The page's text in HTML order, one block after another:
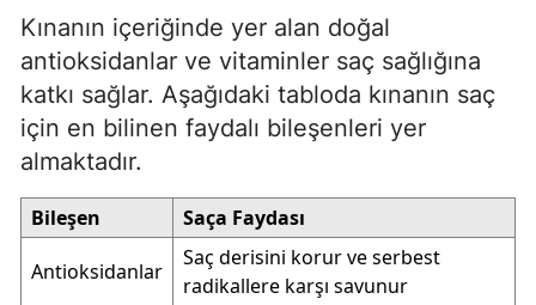
Kınanın içeriğinde yer alan doğal
antioksidanlar ve vitaminler saç sağlığına
katkı sağlar. Aşağıdaki tabloda kınanın saç
için en bilinen faydalı bileşenleri yer
almaktadır.
Bileşen Saça Faydası
Antioksidanlar
Saç derisini korur ve serbest
radikallere karşı savunur